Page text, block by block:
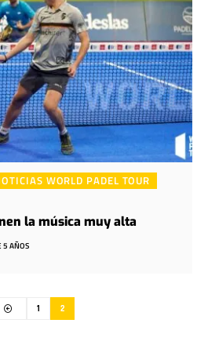
WORLD PADEL TOUR
la música muy alta
5 AÑOS
1 2